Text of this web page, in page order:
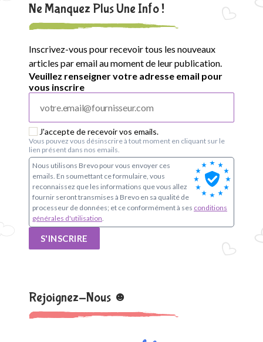
Ne Manquez Plus Une Info !
Inscrivez-vous pour recevoir tous les nouveaux
articles par email au moment de leur publication.
Veuillez renseigner votre adresse email pour
vous inscrire
J'accepte de recevoir vos emails.
Vous pouvez vous désinscrire à tout moment en cliquant sur le
lien présent dans nos emails.
Nous utilisons Brevo pour vous envoyer ces
emails. En soumettant ce formulaire, vous
reconnaissez que les informations que vous allez
fournir seront transmises à Brevo en sa qualité de
processeur de données; et ce conformément à ses conditions
générales d'utilisation
S'INSCRIRE
Rejoignez-Nous ☻